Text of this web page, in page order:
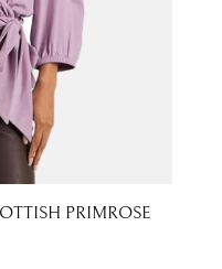
PRIMROSE